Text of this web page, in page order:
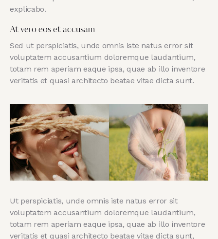
explicabo.
At vero eos et accusam
Sed ut perspiciatis, unde omnis iste natus error sit
voluptatem accusantium doloremque laudantium,
totam rem aperiam eaque ipsa, quae ab illo inventore
veritatis et quasi architecto beatae vitae dicta sunt.
Ut perspiciatis, unde omnis iste natus error sit
voluptatem accusantium doloremque laudantium,
totam rem aperiam eaque ipsa, quae ab illo inventore
veritatis et quasi architecto beatae vitae dicta sunt,